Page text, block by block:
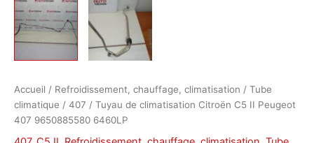
Accueil / Refroidissement, chauffage, climatisation / Tube
climatique / 407 / Tuyau de climatisation Citroën C5 II Peugeot
407 9650885580 6460LP